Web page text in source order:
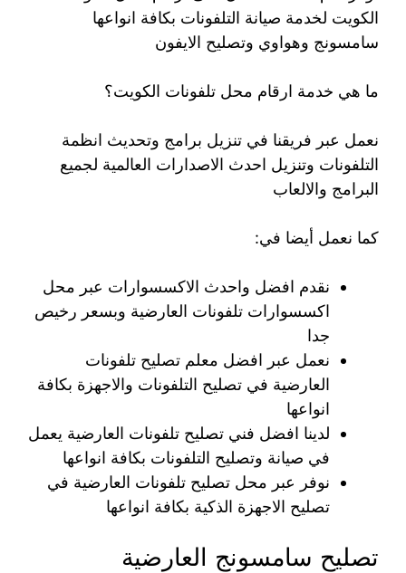
الكويت لخدمة صيانة التلفونات بكافة انواعها
سامسونج وهواوي وتصليح الايفون
ما هي خدمة ارقام محل تلفونات الكويت؟
نعمل عبر فريقنا في تنزيل برامج وتحديث انظمة
التلفونات وتنزيل احدث الاصدارات العالمية لجميع
البرامج والالعاب
كما نعمل أيضا في:
نقدم افضل واحدث الاكسسوارات عبر محل
اكسسوارات تلفونات العارضية وبسعر رخيص
جدا
نعمل عبر افضل معلم تصليح تلفونات
العارضية في تصليح التلفونات والاجهزة بكافة
انواعها
لدينا افضل فني تصليح تلفونات العارضية يعمل
في صيانة وتصليح التلفونات بكافة انواعها
نوفر عبر محل تصليح تلفونات العارضية في
تصليح الاجهزة الذكية بكافة انواعها
تصليح سامسونج العارضية